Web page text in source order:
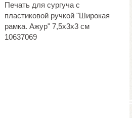
Печать для сургуча с
пластиковой ручкой "Широкая
рамка. Ажур" 7,5х3х3 см
10637069